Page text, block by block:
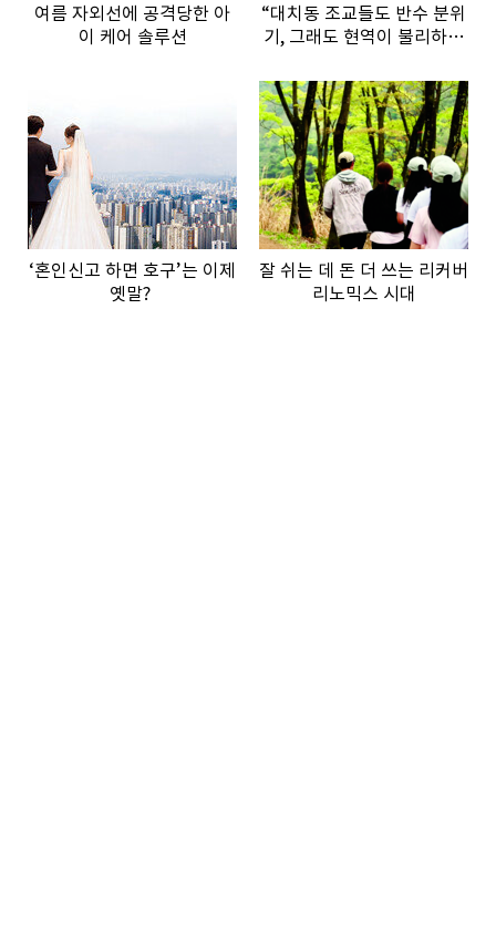
여름 자외선에 공격당한 아
이 케어 솔루션
“대치동 조교들도 반수 분위
기, 그래도 현역이 불리하지
‘혼인신고 하면 호구’는 이제
옛말?
잘 쉬는 데 돈 더 쓰는 리커버
리노믹스 시대